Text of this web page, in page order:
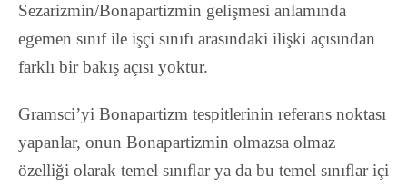
Sezarizmin/Bonapartizmin gelişmesi anlamında
egemen sınıf ile işçi sınıfı arasındaki ilişki açısından
farklı bir bakış açısı yoktur.
Gramsci’yi Bonapartizm tespitlerinin referans noktası
yapanlar, onun Bonapartizmin olmazsa olmaz
özelliği olarak temel sınıﬂar ya da bu temel sınıﬂar içi